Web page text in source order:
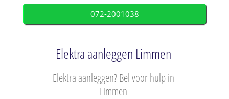
072-2001038
Elektra aanleggen Limmen
Elektra aanleggen? Bel voor hulp in
Limmen